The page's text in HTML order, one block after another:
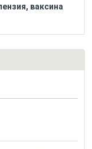
ваксина